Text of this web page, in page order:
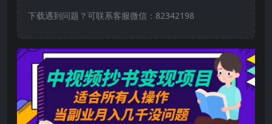
下载遇到问题？可联系客服微信：82342198